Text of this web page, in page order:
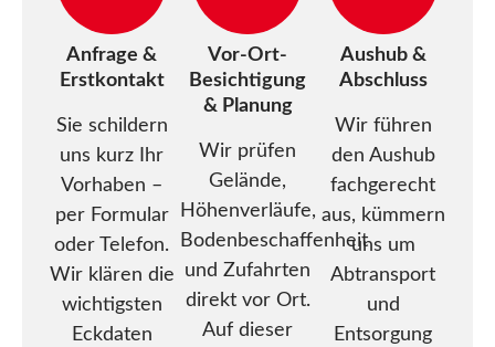
Anfrage &
Erstkontakt
Sie schildern
uns kurz Ihr
Vorhaben –
per Formular
oder Telefon.
Wir klären die
wichtigsten
Eckdaten
Vor-Ort-
Besichtigung
& Planung
Wir prüfen
Gelände,
Höhenverläufe,
Bodenbeschaffenheit
und Zufahrten
direkt vor Ort.
Auf dieser
Aushub &
Abschluss
Wir führen
den Aushub
fachgerecht
aus, kümmern
uns um
Abtransport
und
Entsorgung